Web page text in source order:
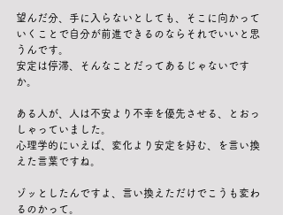
望んだ分、手に入らないとしても、そこに向かって
いくことで自分が前進できるのならそれでいいと思
うんです。
安定は停滞、そんなことだってあるじゃないです
か。
ある人が、人は不安より不幸を優先させる、とおっ
しゃっていました。
心理学的にいえば、変化より安定を好む、を言い換
えた言葉ですね。
ゾッとしたんですよ、言い換えただけでこうも変わ
るのかって。